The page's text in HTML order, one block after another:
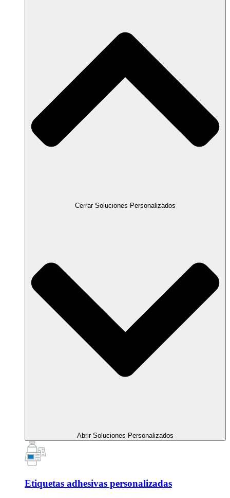
Cerrar Soluciones Personalizados
Abrir Soluciones Personalizados
Etiquetas adhesivas personalizadas